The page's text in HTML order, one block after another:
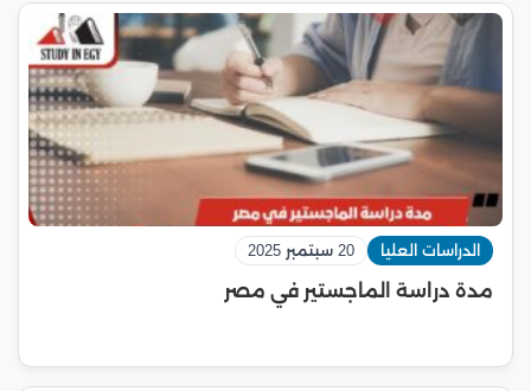
الدراسات العليا 20 سبتمبر 2025
مدة دراسة الماجستير في مصر